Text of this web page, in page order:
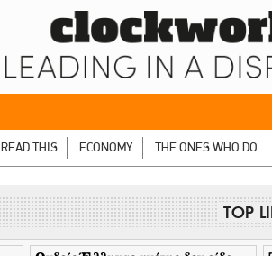
READ THIS ECONOMY THE ONES WHO DO
TOP